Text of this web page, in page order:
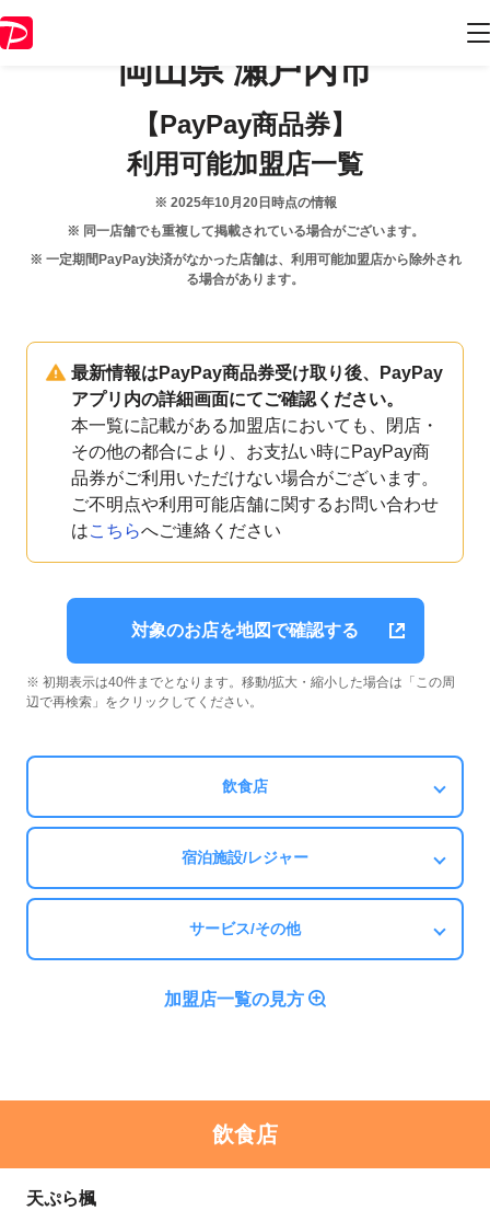
岡山県 瀬戸内市
【PayPay商品券】
利用可能加盟店一覧
※ 2025年10月20日 時点の情報
※ 同一店舗でも重複して掲載されている場合がございます。
※ 一定期間PayPay決済がなかった店舗は、利用可能加盟店から除外され
る場合があります。
最新情報はPayPay商品券受け取り後、PayPay
アプリ内の詳細画面にてご確認ください。
本一覧に記載がある加盟店においても、閉店・
その他の都合により、お支払い時にPayPay商
品券がご利用いただけない場合がございます。
ご不明点や利用可能店舗に関するお問い合わせ
はこちらへご連絡ください
対象のお店を地図で確認する
※ 初期表示は40件までとなります。移動/拡大・縮小した場合は「この周
辺で再検索」をクリックしてください。
飲食店
宿泊施設/レジャー
サービス/その他
加盟店一覧の見方
飲食店
天ぷら楓